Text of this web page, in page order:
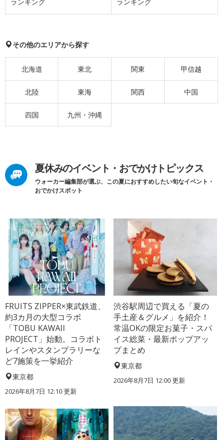
その他のエリアから探す
北海道 東北 関東 甲信越
北陸 東海 関西 中国
四国 九州・沖縄
夏休みのイベント・おでかけトピックス
ウォーカー編集部が選ぶ、この夏におすすめしたい旬なイベント・
おでかけスポット
FRUITS ZIPPER×東武鉄道、
約3カ月の大型コラボ
「TOBU KAWAII
PROJECT」始動。コラボト
レインやスタンプラリーな
ど7施策を一挙紹介
東京都
2026年8月7日 12:10更新
渋谷駅周辺で買える「夏の
手土産＆グルメ」を紹介！
常温OKの限定お菓子・スパ
イス総菜・最新ポップアッ
プまとめ
東京都
2026年8月7日 12:00更新